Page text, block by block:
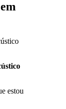
estou